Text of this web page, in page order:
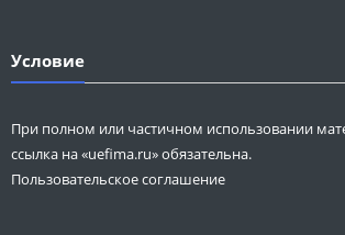
Условие
При полном или частичном использовании
ссылка на «uefima.ru» обязательна.
Пользовательское соглашение